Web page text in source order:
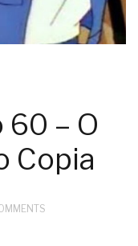
60 – O
Copia